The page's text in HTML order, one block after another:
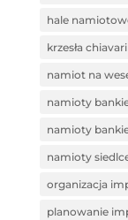
hale
krzesła chiavari
namiot na
namioty
namioty
namioty
organizacja
planowanie